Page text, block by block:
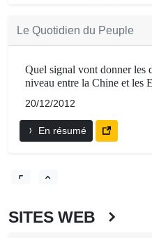
Le Quotidien du Peuple
Quel signal vont donner les
niveau entre la Chine et les
20/12/2012
En résumé
SITES WEB